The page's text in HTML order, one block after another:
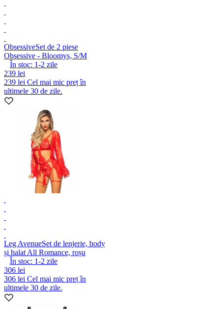
ObsessiveSet de 2 piese
Obsessive - Bloomys, S/M
În stoc: 1-2 zile
239 lei
239 lei Cel mai mic preț în
ultimele 30 de zile.
Leg AvenueSet de lenjerie, body
și halat All Romance, roșu
În stoc: 1-2 zile
306 lei
306 lei Cel mai mic preț în
ultimele 30 de zile.